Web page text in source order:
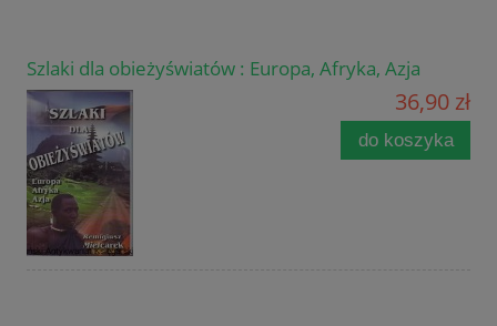
Szlaki dla obieżyświatów : Europa, Afryka, Azja
36,90 zł
do koszyka